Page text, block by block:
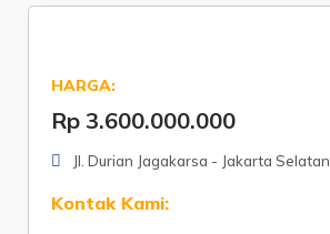
HARGA:
Rp 3.600.000.000
Jl. Durian Jagakarsa - Jakarta Selatan
Kontak Kami: